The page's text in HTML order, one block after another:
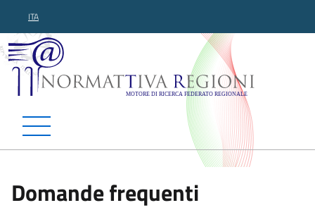
ITA
Normattiva Regioni -
Domande frequenti